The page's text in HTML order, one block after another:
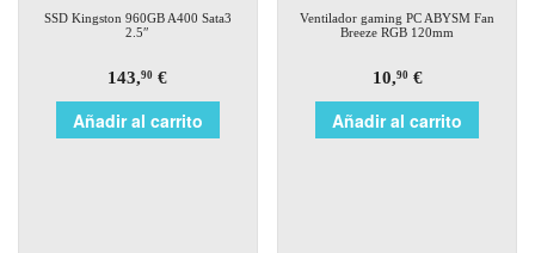
SSD Kingston 960GB A400 Sata3
2.5″
143,90 €
Añadir al carrito
Ventilador gaming PC ABYSM Fan
Breeze RGB 120mm
10,90€
Añadir al carrito